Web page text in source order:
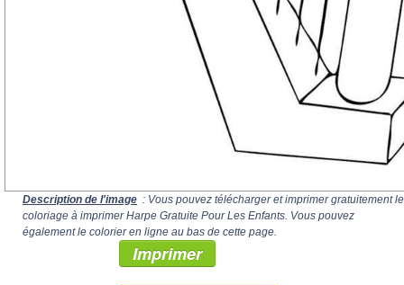
Description de l'image : Vous pouvez télécharger et imprimer gratuitement le
coloriage à imprimer Harpe Gratuite Pour Les Enfants. Vous pouvez
également le colorier en ligne au bas de cette page.
Imprimer